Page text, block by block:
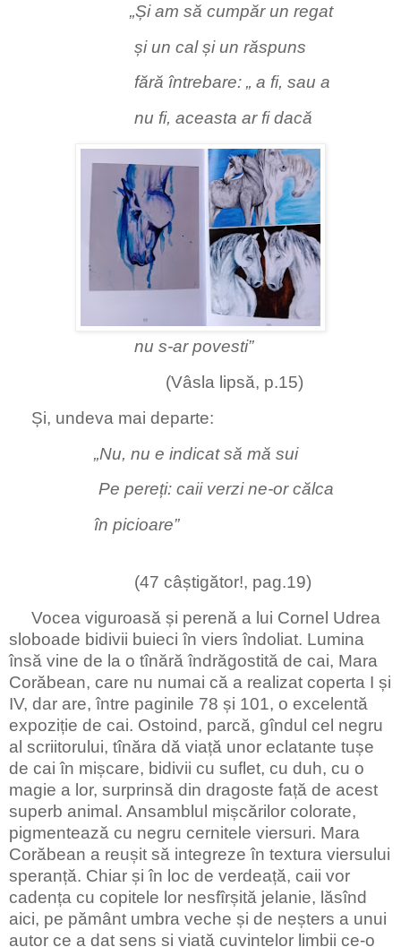
„Și am să cumpăr un regat
și un cal și un răspuns
fără întrebare: „ a fi, sau a
nu fi, aceasta ar fi dacă
nu s-ar povesti”
(Vâsla lipsă, p.15)
Și, undeva mai departe:
„Nu, nu e indicat să mă sui
Pe pereți: caii verzi ne-or călca
în picioare”
(47 câștigător!, pag.19)
Vocea viguroasă și perenă a lui Cornel Udrea
sloboade bidivii buieci în viers îndoliat. Lumina
însă vine de la o tînără îndrăgostită de cai, Mara
Corăbean, care nu numai că a realizat coperta I și
IV, dar are, între paginile 78 și 101, o excelentă
expoziție de cai. Ostoind, parcă, gîndul cel negru
al scriitorului, tînăra dă viață unor eclatante tușe
de cai în mișcare, bidivii cu suflet, cu duh, cu o
magie a lor, surprinsă din dragoste față de acest
superb animal. Ansamblul mișcărilor colorate,
pigmentează cu negru cernitele viersuri. Mara
Corăbean a reușit să integreze în textura viersului
speranță. Chiar și în loc de verdeață, caii vor
cadența cu copitele lor nesfîrșită jelanie, lăsînd
aici, pe pământ umbra veche și de neșters a unui
autor ce a dat sens și viață cuvintelor limbii ce-o